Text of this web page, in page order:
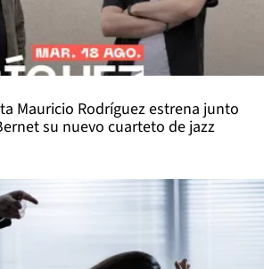
Mauricio Rodríguez estrena junto
su nuevo cuarteto de jazz